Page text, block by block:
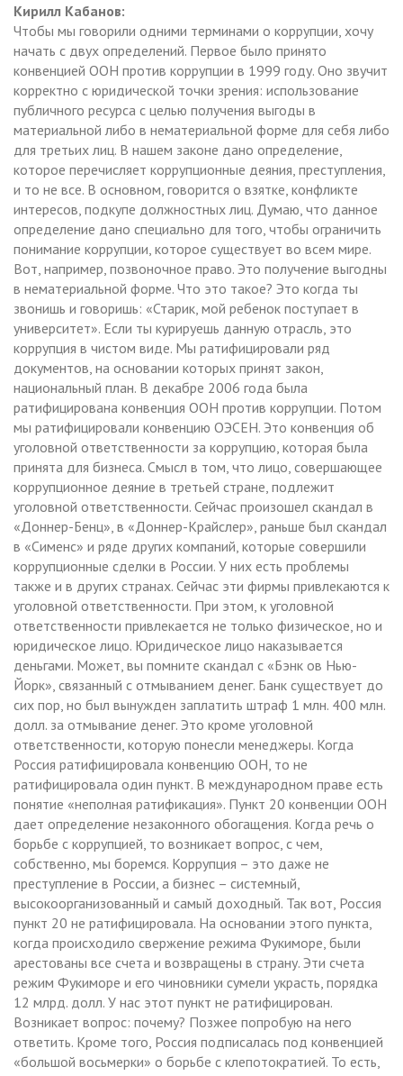
Кирилл Кабанов:
Чтобы мы говорили одними терминами о коррупции, хочу
начать с двух определений. Первое было принято
конвенцией ООН против коррупции в 1999 году. Оно звучит
корректно с юридической точки зрения: использование
публичного ресурса с целью получения выгоды в
материальной либо в нематериальной форме для себя либо
для третьих лиц. В нашем законе дано определение,
которое перечисляет коррупционные деяния, преступления,
и то не все. В основном, говорится о взятке, конфликте
интересов, подкупе должностных лиц. Думаю, что данное
определение дано специально для того, чтобы ограничить
понимание коррупции, которое существует во всем мире.
Вот, например, позвоночное право. Это получение выгодны
в нематериальной форме. Что это такое? Это когда ты
звонишь и говоришь: «Старик, мой ребенок поступает в
университет». Если ты курируешь данную отрасль, это
коррупция в чистом виде. Мы ратифицировали ряд
документов, на основании которых принят закон,
национальный план. В декабре 2006 года была
ратифицирована конвенция ООН против коррупции. Потом
мы ратифицировали конвенцию ОЭСЕН. Это конвенция об
уголовной ответственности за коррупцию, которая была
принята для бизнеса. Смысл в том, что лицо, совершающее
коррупционное деяние в третьей стране, подлежит
уголовной ответственности. Сейчас произошел скандал в
«Доннер-Бенц», в «Доннер-Крайслер», раньше был скандал
в «Сименс» и ряде других компаний, которые совершили
коррупционные сделки в России. У них есть проблемы
также и в других странах. Сейчас эти фирмы привлекаются к
уголовной ответственности. При этом, к уголовной
ответственности привлекается не только физическое, но и
юридическое лицо. Юридическое лицо наказывается
деньгами. Может, вы помните скандал с «Бэнк ов Нью-
Йорк», связанный с отмыванием денег. Банк существует до
сих пор, но был вынужден заплатить штраф 1 млн. 400 млн.
долл. за отмывание денег. Это кроме уголовной
ответственности, которую понесли менеджеры. Когда
Россия ратифицировала конвенцию ООН, то не
ратифицировала один пункт. В международном праве есть
понятие «неполная ратификация». Пункт 20 конвенции ООН
дает определение незаконного обогащения. Когда речь о
борьбе с коррупцией, то возникает вопрос, с чем,
собственно, мы боремся. Коррупция – это даже не
преступление в России, а бизнес – системный,
высокоорганизованный и самый доходный. Так вот, Россия
пункт 20 не ратифицировала. На основании этого пункта,
когда происходило свержение режима Фукиморе, были
арестованы все счета и возвращены в страну. Эти счета
режим Фукиморе и его чиновники сумели украсть, порядка
12 млрд. долл. У нас этот пункт не ратифицирован.
Возникает вопрос: почему? Позжее попробую на него
ответить. Кроме того, Россия подписалась под конвенцией
«большой восьмерки» о борьбе с клепотократией. То есть,